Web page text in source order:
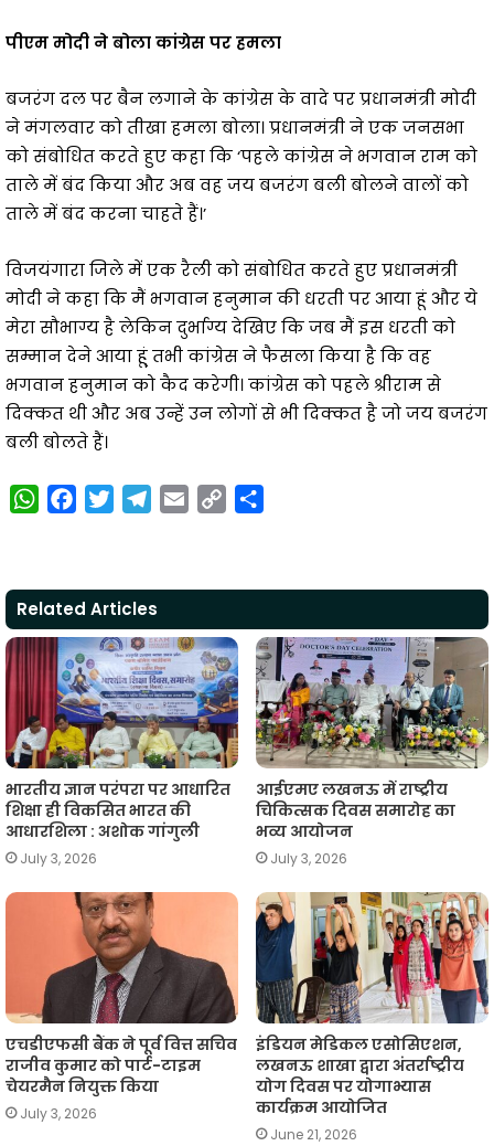
पीएम मोदी ने बोला कांग्रेस पर हमला
बजरंग दल पर बैन लगाने के कांग्रेस के वादे पर प्रधानमंत्री मोदी
ने मंगलवार को तीखा हमला बोला। प्रधानमंत्री ने एक जनसभा
को संबोधित करते हुए कहा कि ‘पहले कांग्रेस ने भगवान राम को
ताले में बंद किया और अब वह जय बजरंग बली बोलने वालों को
ताले में बंद करना चाहते हैं।’
विजयंगारा जिले में एक रैली को संबोधित करते हुए प्रधानमंत्री
मोदी ने कहा कि मैं भगवान हनुमान की धरती पर आया हूं और ये
मेरा सौभाग्य है लेकिन दुर्भाग्य देखिए कि जब मैं इस धरती को
सम्मान देने आया हू्ं तभी कांग्रेस ने फैसला किया है कि वह
भगवान हनुमान को कैद करेगी। कांग्रेस को पहले श्रीराम से
दिक्कत थी और अब उन्हें उन लोगों से भी दिक्कत है जो जय बजरंग
बली बोलते हैं।
W
t
s
A
p
p
e
b
o
o
k
t
t
e
r
e
g
r
a
m
i
y
i
n
k
r
Related Articles
भारतीय ज्ञान परंपरा पर आधारित
शिक्षा ही विकसित भारत की
आधारशिला : अशोक गांगुली
July 3, 2026
आईएमए लखनऊ में राष्ट्रीय
चिकित्सक दिवस समारोह का
भव्य आयोजन
July 3, 2026
एचडीएफसी बैंक ने पूर्व वित्त सचिव
राजीव कुमार को पार्ट-टाइम
चेयरमैन नियुक्त किया
July 3, 2026
इंडियन मेडिकल एसोसिएशन,
लखनऊ शाखा द्वारा अंतर्राष्ट्रीय
योग दिवस पर योगाभ्यास
कार्यक्रम आयोजित
June 21, 2026